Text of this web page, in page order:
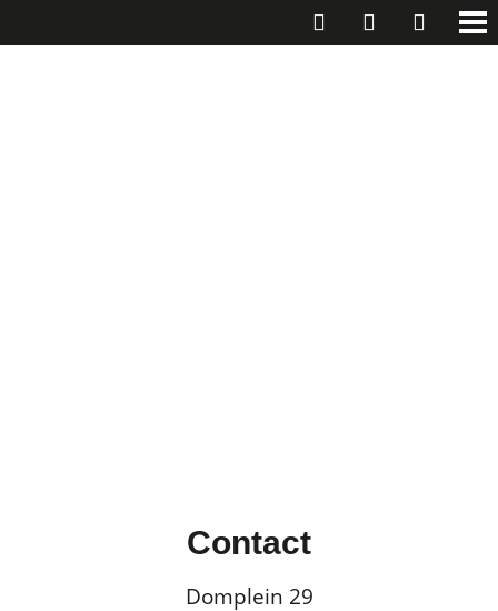
Contact
Domplein 29